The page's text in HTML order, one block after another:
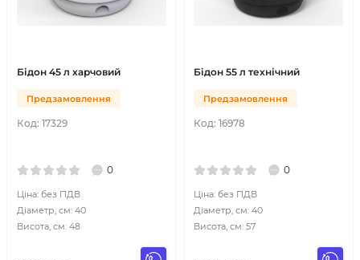
Бідон 45 л харчовий
Код: 17329
Предзамовлення
0
Ціна: без ПДВ
Діаметр, см: 40
Висота, см: 48
Бідон 55 л технічний
Код: 16978
Предзамовлення
0
Ціна: без ПДВ
Діаметр, см: 40
Висота, см: 57